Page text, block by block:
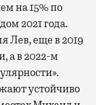
на 15% по
2021 года.
Лев, еще в 2019
а в 2022-м
устойчиво